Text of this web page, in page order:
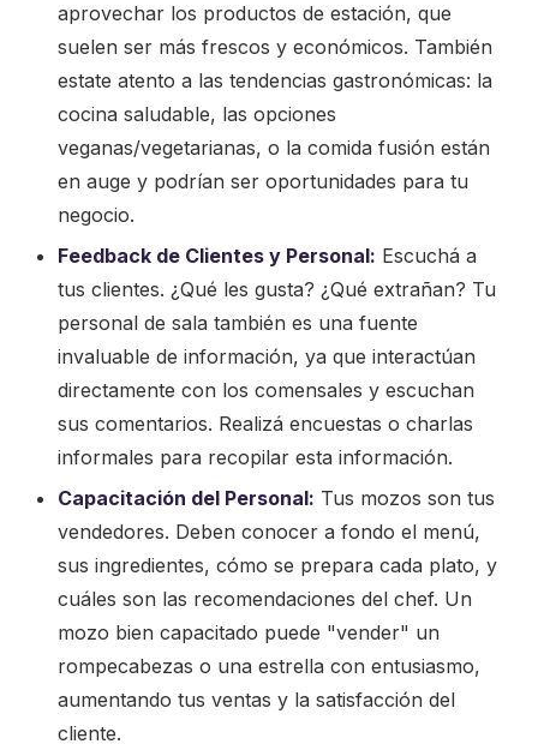
aprovechar los productos de estación, que
suelen ser más frescos y económicos. También
estate atento a las tendencias gastronómicas: la
cocina saludable, las opciones
veganas/vegetarianas, o la comida fusión están
en auge y podrían ser oportunidades para tu
negocio.
Feedback de Clientes y Personal: Escuchá a
tus clientes. ¿Qué les gusta? ¿Qué extrañan? Tu
personal de sala también es una fuente
invaluable de información, ya que interactúan
directamente con los comensales y escuchan
sus comentarios. Realizá encuestas o charlas
informales para recopilar esta información.
Capacitación del Personal: Tus mozos son tus
vendedores. Deben conocer a fondo el menú,
sus ingredientes, cómo se prepara cada plato, y
cuáles son las recomendaciones del chef. Un
mozo bien capacitado puede "vender" un
rompecabezas o una estrella con entusiasmo,
aumentando tus ventas y la satisfacción del
cliente.